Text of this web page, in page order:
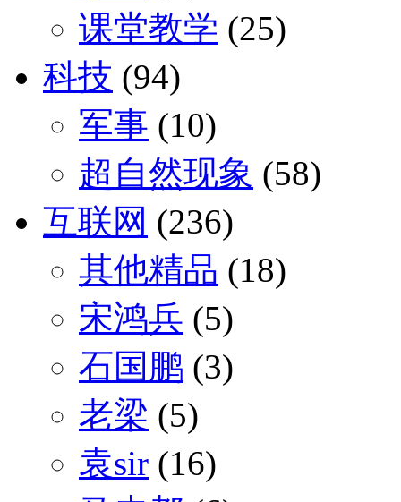
课堂教学 (25)
科技 (94)
军事 (10)
超自然现象 (58)
互联网 (236)
其他精品 (18)
宋鸿兵 (5)
石国鹏 (3)
老梁 (5)
袁sir (16)